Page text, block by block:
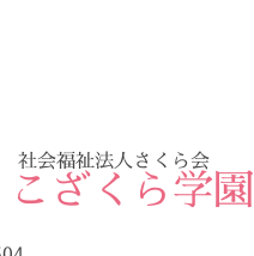
社会福祉法人さくら会
こざくら学園